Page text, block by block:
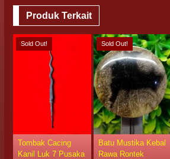
Produk Terkait
Sold Out!
Tombak Cacing
Kanil Luk 7 Pusaka
Sold Out!
Batu Mustika Kebal
Rawa Rontek